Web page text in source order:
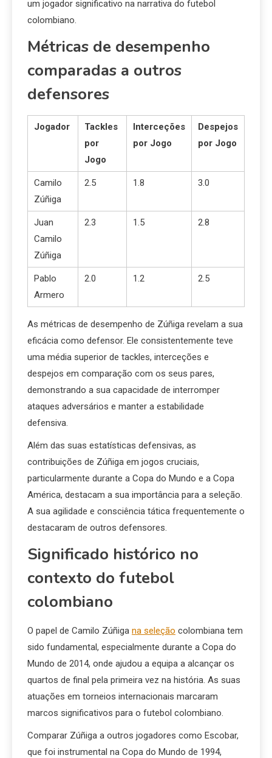
um jogador significativo na narrativa do futebol
colombiano.
Métricas de desempenho
comparadas a outros
defensores
Jogador
Tackles
por
Jogo
Interceções
por Jogo
Despejos
por Jogo
Camilo
Zúñiga
2.5 1.8 3.0
Juan
Camilo
Zúñiga
2.3 1.5 2.8
Pablo
Armero
2.0 1.2 2.5
As métricas de desempenho de Zúñiga revelam a sua
eficácia como defensor. Ele consistentemente teve
uma média superior de tackles, interceções e
despejos em comparação com os seus pares,
demonstrando a sua capacidade de interromper
ataques adversários e manter a estabilidade
defensiva.
Além das suas estatísticas defensivas, as
contribuições de Zúñiga em jogos cruciais,
particularmente durante a Copa do Mundo e a Copa
América, destacam a sua importância para a seleção.
A sua agilidade e consciência tática frequentemente o
destacaram de outros defensores.
Significado histórico no
contexto do futebol
colombiano
O papel de Camilo Zúñiga na seleção colombiana tem
sido fundamental, especialmente durante a Copa do
Mundo de 2014, onde ajudou a equipa a alcançar os
quartos de final pela primeira vez na história. As suas
atuações em torneios internacionais marcaram
marcos significativos para o futebol colombiano.
Comparar Zúñiga a outros jogadores como Escobar,
que foi instrumental na Copa do Mundo de 1994,